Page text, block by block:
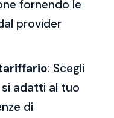
fornendo le
provider
: Scegli
adatti al tuo
di